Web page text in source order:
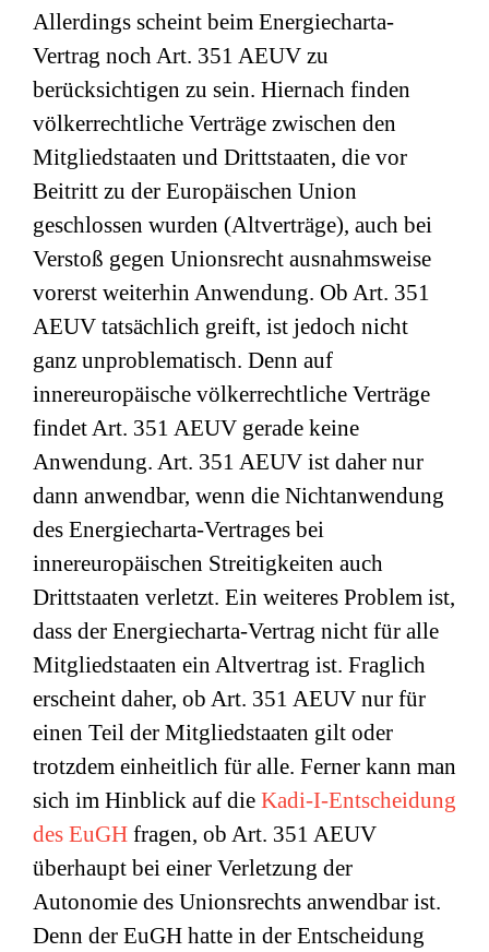
Allerdings scheint beim Energiecharta-
Vertrag noch Art. 351 AEUV zu
berücksichtigen zu sein. Hiernach finden
völkerrechtliche Verträge zwischen den
Mitgliedstaaten und Drittstaaten, die vor
Beitritt zu der Europäischen Union
geschlossen wurden (Altverträge), auch bei
Verstoß gegen Unionsrecht ausnahmsweise
vorerst weiterhin Anwendung. Ob Art. 351
AEUV tatsächlich greift, ist jedoch nicht
ganz unproblematisch. Denn auf
innereuropäische völkerrechtliche Verträge
findet Art. 351 AEUV gerade keine
Anwendung. Art. 351 AEUV ist daher nur
dann anwendbar, wenn die Nichtanwendung
des Energiecharta-Vertrages bei
innereuropäischen Streitigkeiten auch
Drittstaaten verletzt. Ein weiteres Problem ist,
dass der Energiecharta-Vertrag nicht für alle
Mitgliedstaaten ein Altvertrag ist. Fraglich
erscheint daher, ob Art. 351 AEUV nur für
einen Teil der Mitgliedstaaten gilt oder
trotzdem einheitlich für alle. Ferner kann man
sich im Hinblick auf die Kadi-I-Entscheidung
des EuGH fragen, ob Art. 351 AEUV
überhaupt bei einer Verletzung der
Autonomie des Unionsrechts anwendbar ist.
Denn der EuGH hatte in der Entscheidung